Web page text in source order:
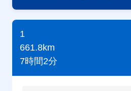
1
661.8km
7時間2分